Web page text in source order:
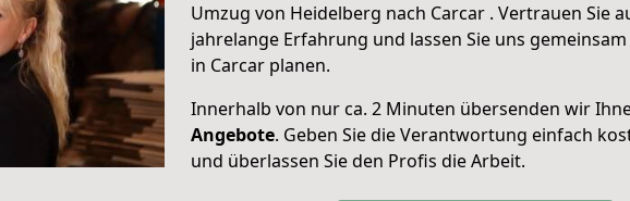
Umzug von Heidelberg nach Carcar . Vertrauen Sie
jahrelange Erfahrung und lassen Sie uns
in Carcar planen.
Innerhalb von nur ca. 2 Minuten übersenden wir
Angebote. Geben Sie die Verantwortung einfach
und überlassen Sie den Profis die Arbeit.